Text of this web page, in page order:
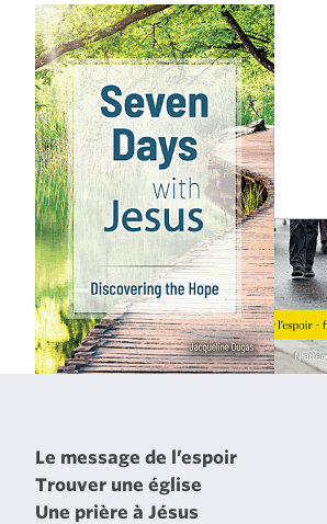
Le message de l’espoir
Trouver une église
Une prière à Jésus